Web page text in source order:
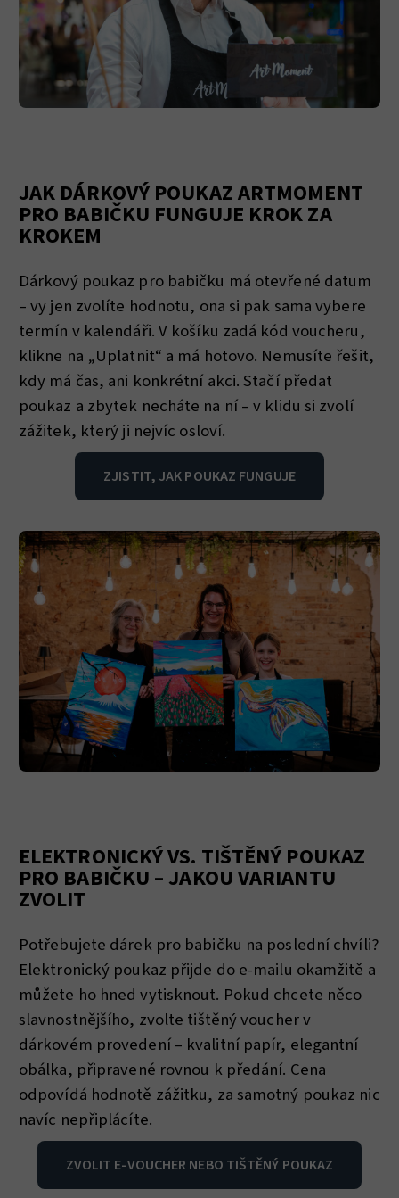
JAK DÁRKOVÝ POUKAZ ARTMOMENT
PRO BABIČKU FUNGUJE KROK ZA
KROKEM
Dárkový poukaz pro babičku má otevřené datum
– vy jen zvolíte hodnotu, ona si pak sama vybere
termín v kalendáři. V košíku zadá kód voucheru,
klikne na „Uplatnit“ a má hotovo. Nemusíte řešit,
kdy má čas, ani konkrétní akci. Stačí předat
poukaz a zbytek necháte na ní – v klidu si zvolí
zážitek, který ji nejvíc osloví.
ZJISTIT, JAK POUKAZ FUNGUJE
ELEKTRONICKÝ VS. TIŠTĚNÝ POUKAZ
PRO BABIČKU – JAKOU VARIANTU
ZVOLIT
Potřebujete dárek pro babičku na poslední chvíli?
Elektronický poukaz přijde do e-mailu okamžitě a
můžete ho hned vytisknout. Pokud chcete něco
slavnostnějšího, zvolte tištěný voucher v
dárkovém provedení – kvalitní papír, elegantní
obálka, připravené rovnou k předání. Cena
odpovídá hodnotě zážitku, za samotný poukaz nic
navíc nepřiplácíte.
ZVOLIT E‑VOUCHER NEBO TIŠTĚNÝ POUKAZ